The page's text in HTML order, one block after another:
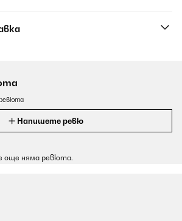
Напишете ревю
още няма ревюта.